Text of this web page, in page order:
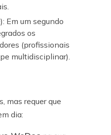
.
Em um segundo
os
(profissionais
multidisciplinar).
mas requer que
dia: